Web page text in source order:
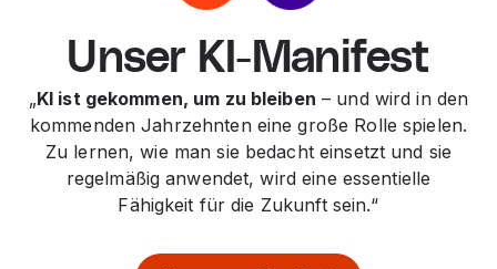
Unser KI-Manifest
„KI ist gekommen, um zu bleiben – und wird in den
kommenden Jahrzehnten eine große Rolle spielen.
Zu lernen, wie man sie bedacht einsetzt und sie
regelmäßig anwendet, wird eine essentielle
Fähigkeit für die Zukunft sein.“